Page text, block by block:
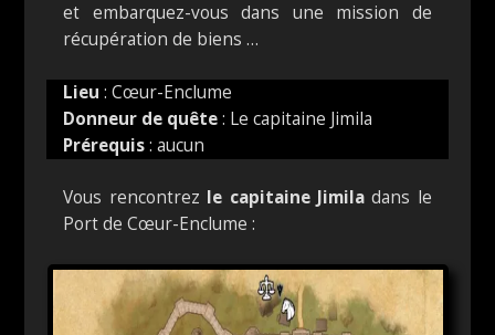
et embarquez-vous dans une mission de
récupération de biens …
Lieu: Cœur-Enclume
Donneur de quête: Le capitaine Jimila
Prérequis: aucun
Vous rencontrez le capitaine Jimiladans le
Port de Cœur-Enclume :